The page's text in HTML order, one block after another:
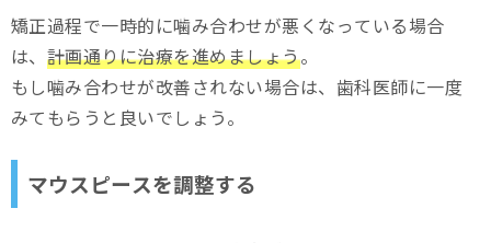
矯正過程で一時的に噛み合わせが悪くなっている場合
は、 計画通りに治療を進めましょう。
もし噛み合わせが改善されない場合は、歯科医師に一度
みてもらうと良いでしょう。
マウスピースを調整する